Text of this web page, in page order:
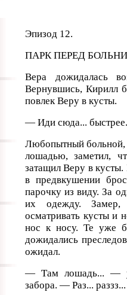
Эпизод 12.
ПАРК ПЕРЕД
Вера дожидалась
Вернувшись, Кирилл
повлек Веру в кусты.
— Иди сюда...
Любопытный больной,
лошадью, заметил,
затащил Веру в
в предвкушении
парочку из виду. За
их одежду. Замер,
осматривать кусты и
нос к носу. Те уже
дожидались
ожидал.
— Там лошадь... —
забора. — Раз... раззз...